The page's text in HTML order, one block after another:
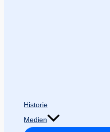
Historie
Medien